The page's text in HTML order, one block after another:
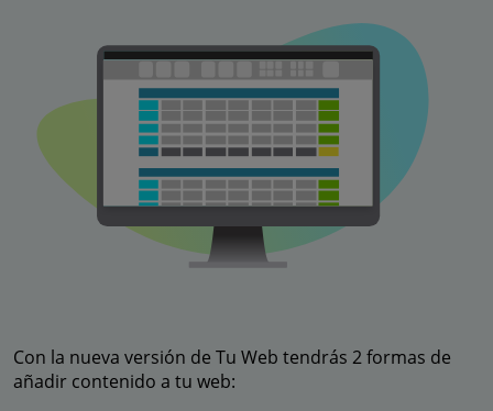
Con la nueva versión de Tu Web tendrás 2 formas de
añadir contenido a tu web: